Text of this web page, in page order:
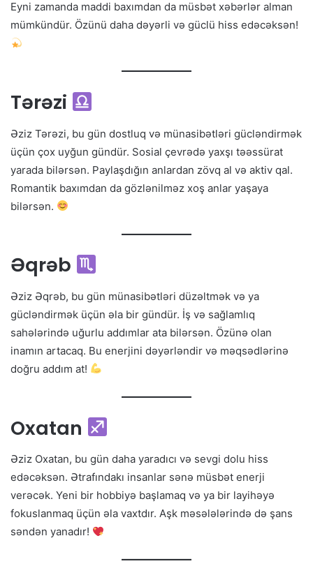
Eyni zamanda maddi baxımdan da müsbət xəbərlər alman
mümkündür. Özünü daha dəyərli və güclü hiss edəcəksən!
Tərəzi
Əziz Tərəzi, bu gün dostluq və münasibətləri gücləndirmək
üçün çox uyğun gündür. Sosial çevrədə yaxşı təəssürat
yarada bilərsən. Paylaşdığın anlardan zövq al və aktiv qal.
Romantik baxımdan da gözlənilməz xoş anlar yaşaya
bilərsən.
Əqrəb
Əziz Əqrəb, bu gün münasibətləri düzəltmək və ya
gücləndirmək üçün əla bir gündür. İş və sağlamlıq
sahələrində uğurlu addımlar ata bilərsən. Özünə olan
inamın artacaq. Bu enerjini dəyərləndir və məqsədlərinə
doğru addım at!
Oxatan
Əziz Oxatan, bu gün daha yaradıcı və sevgi dolu hiss
edəcəksən. Ətrafındakı insanlar sənə müsbət enerji
verəcək. Yeni bir hobbiyə başlamaq və ya bir layihəyə
fokuslanmaq üçün əla vaxtdır. Aşk məsələlərində də şans
səndən yanadır!